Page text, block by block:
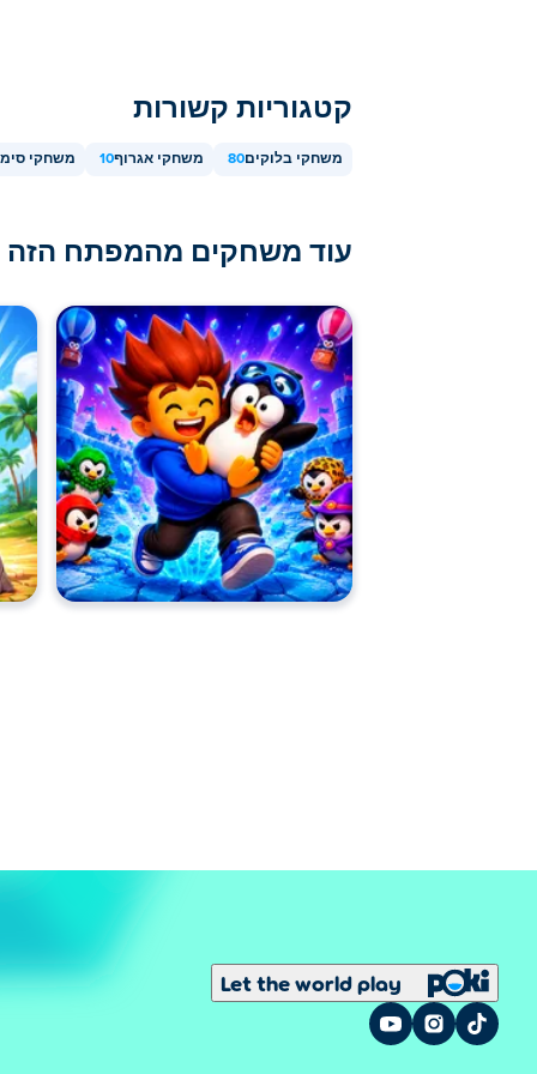
קטגוריות קשורות
משחקי בלוקים80 משחקי אגרוף10 משחקי
עוד משחקים מהמפתח הזה
Let the world play